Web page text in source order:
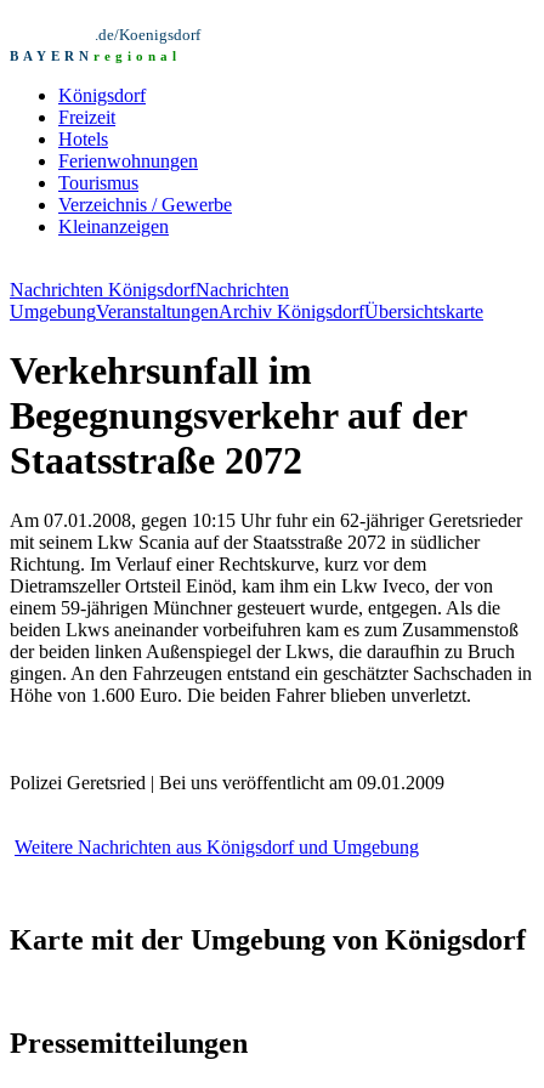
.de/Koenigsdorf
BAYERN regional
Königsdorf
Freizeit
Hotels
Ferienwohnungen
Tourismus
Verzeichnis / Gewerbe
Kleinanzeigen
Nachrichten KönigsdorfNachrichten
UmgebungVeranstaltungenArchiv KönigsdorfÜbersichtskarte
Verkehrsunfall im
Begegnungsverkehr auf der
Staatsstraße 2072
Am 07.01.2008, gegen 10:15 Uhr fuhr ein 62-jähriger Geretsrieder
mit seinem Lkw Scania auf der Staatsstraße 2072 in südlicher
Richtung. Im Verlauf einer Rechtskurve, kurz vor dem
Dietramszeller Ortsteil Einöd, kam ihm ein Lkw Iveco, der von
einem 59-jährigen Münchner gesteuert wurde, entgegen. Als die
beiden Lkws aneinander vorbeifuhren kam es zum Zusammenstoß
der beiden linken Außenspiegel der Lkws, die daraufhin zu Bruch
gingen. An den Fahrzeugen entstand ein geschätzter Sachschaden in
Höhe von 1.600 Euro. Die beiden Fahrer blieben unverletzt.
Polizei Geretsried | Bei uns veröffentlicht am 09.01.2009
Weitere Nachrichten aus Königsdorf und Umgebung
Karte mit der Umgebung von Königsdorf
Pressemitteilungen